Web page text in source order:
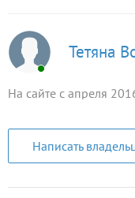
Тетяна
На сайте с апреля
Написать